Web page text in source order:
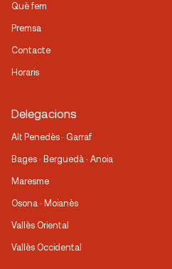
Què fem
Premsa
Contacte
Horaris
Delegacions
Alt Penedès · Garraf
Bages · Berguedà · Anoia
Maresme
Osona · Moianès
Vallès Oriental
Vallès Occidental